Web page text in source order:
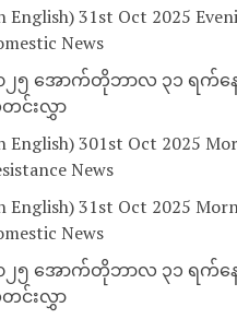
English) 31st Oct 2025
News
၂၅ အောက်တိုဘာလ ၃၁ ရက်န
င်းလွှာ
English) 301st Oct 2025
News
English) 31st Oct 2025
News
၂၅ အောက်တိုဘာလ ၃၁ ရက်န
င်းလွှာ